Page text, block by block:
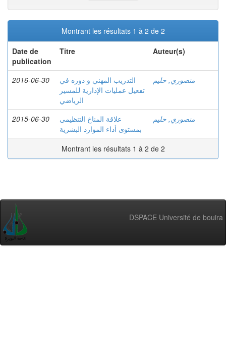
Montrant les résultats 1 à 2 de 2
Date de
publication
Titre Auteur(s)
2016-06-30
التدريب المهني و دوره في
تفعيل عمليات الإدارية للمسير
الرياضي
منصوري, حليم
2015-06-30
علاقة المناخ التنظيمي
بمستوى أداء الموارد البشرية
منصوري, حليم
Montrant les résultats 1 à 2 de 2
DSPACE Université de bouira